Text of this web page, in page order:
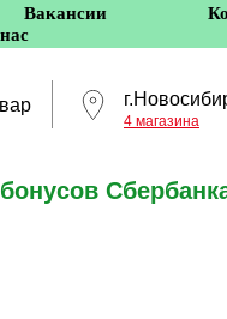
Вакансии
4 магазина